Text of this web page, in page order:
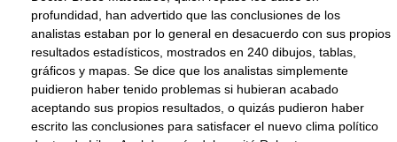
profundidad, han advertido que las conclusiones de los
analistas estaban por lo general en desacuerdo con sus propios
resultados estadísticos, mostrados en 240 dibujos, tablas,
gráficos y mapas. Se dice que los analistas simplemente
puidieron haber tenido problemas si hubieran acabado
aceptando sus propios resultados, o quizás pudieron haber
escrito las conclusiones para satisfacer el nuevo clima político